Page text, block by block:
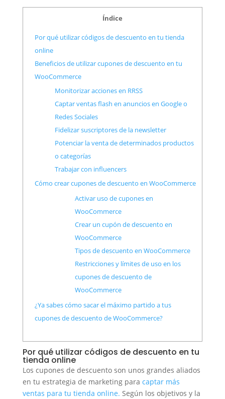
Índice
Por qué utilizar códigos de descuento en tu tienda
online
Beneficios de utilizar cupones de descuento en tu
WooCommerce
Monitorizar acciones en RRSS
Captar ventas flash en anuncios en Google o
Redes Sociales
Fidelizar suscriptores de la newsletter
Potenciar la venta de determinados productos
o categorías
Trabajar con influencers
Cómo crear cupones de descuento en WooCommerce
Activar uso de cupones en
WooCommerce
Crear un cupón de descuento en
WooCommerce
Tipos de descuento en WooCommerce
Restricciones y límites de uso en los
cupones de descuento de
WooCommerce
¿Ya sabes cómo sacar el máximo partido a tus
cupones de descuento de WooCommerce?
Por qué utilizar códigos de descuento en tu
tienda online
Los cupones de descuento son unos grandes aliados
en tu estrategia de marketing para captar más
ventas para tu tienda online. Según los objetivos y la